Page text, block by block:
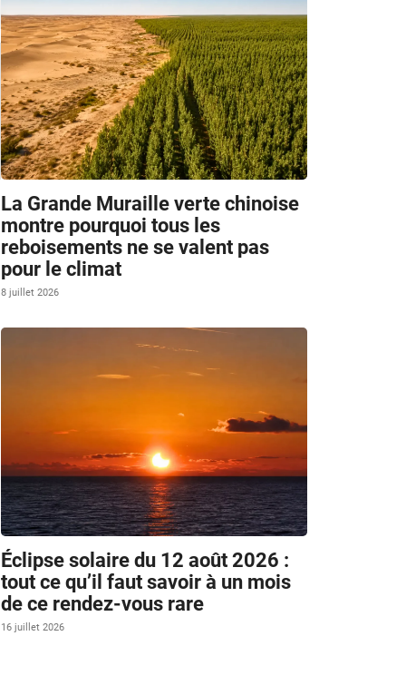
La Grande Muraille verte chinoise
montre pourquoi tous les
reboisements ne se valent pas
pour le climat
8 juillet 2026
Éclipse solaire du 12 août 2026 :
tout ce qu’il faut savoir à un mois
de ce rendez-vous rare
16 juillet 2026